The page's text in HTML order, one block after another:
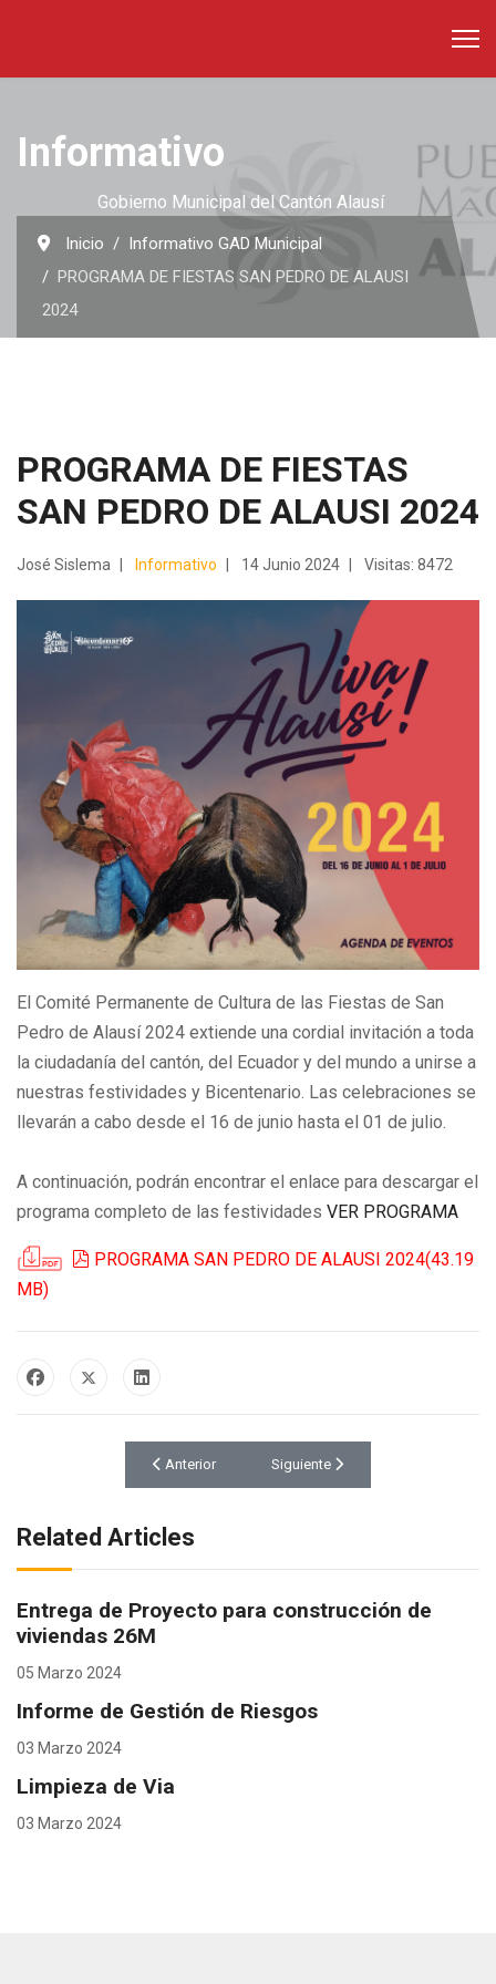
Informativo
Gobierno Municipal del Cantón Alausí
Inicio
Informativo GAD Municipal
PROGRAMA DE FIESTAS SAN PEDRO DE ALAUSI
2024
PROGRAMA DE FIESTAS
SAN PEDRO DE ALAUSI 2024
José Sislema Informativo 14 Junio 2024 Visitas: 8472
El Comité Permanente de Cultura de las Fiestas de San
Pedro de Alausí 2024 extiende una cordial invitación a toda
la ciudadanía del cantón, del Ecuador y del mundo a unirse a
nuestras festividades y Bicentenario. Las celebraciones se
llevarán a cabo desde el 16 de junio hasta el 01 de julio.
A continuación, podrán encontrar el enlace para descargar el
programa completo de las festividades VER PROGRAMA
pdf
PROGRAMA SAN PEDRO DE ALAUSI 2024(43.19
MB)
Artículo anterior: FORMATOS DE PRESENTACIÓN DE
Anterior Artículo siguiente: INFORME
Siguiente
Related Articles
Entrega de Proyecto para construcción de
viviendas 26M
05 Marzo 2024
Informe de Gestión de Riesgos
03 Marzo 2024
Limpieza de Via
03 Marzo 2024